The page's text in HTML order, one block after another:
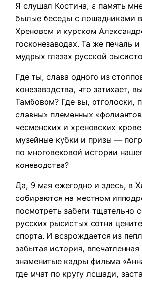
Я слушал Костина, а память
былые беседы с лошадниками
Хреновом и курском
госконезаводах. Та же печаль и
мудрых глазах русской
Где ты, слава одного из
конезаводства, что затихает,
Тамбовом? Где вы, отголоски,
славных племенных
чесменских и хреновских
музейные кубки и призы —
по многовековой истории
коневодства?
Да, 9 мая ежегодно и здесь, в
собираются на местном
посмотреть забеги тщательно
русских рысистых сотни
спорта. И возрождается из
забытая история, впечатленная
знаменитые кадры фильма
где мчат по кругу лошади,